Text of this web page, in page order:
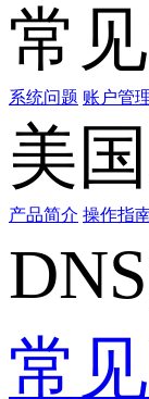
常
系统问题 账户管
美
产品简介 操作指
常